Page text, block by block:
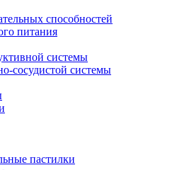
способностей
питания
системы
сосудистой системы
пастилки